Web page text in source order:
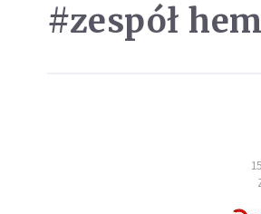
#zespół